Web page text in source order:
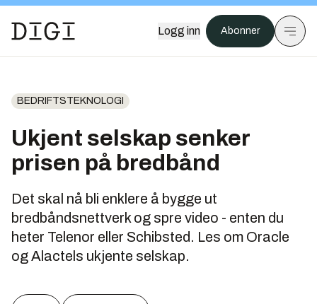
Logg inn Abonner
BEDRIFTSTEKNOLOGI
Ukjent selskap senker
prisen på bredbånd
Det skal nå bli enklere å bygge ut
bredbåndsnettverk og spre video - enten du
heter Telenor eller Schibsted. Les om Oracle
og Alactels ukjente selskap.